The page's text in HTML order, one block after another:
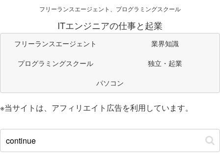
フリーランスエージェント、プログラミングスクール
ITエンジニアの仕事と起業
フリーランスエージェント
業界知識
プログラミングスクール
独立・起業
パソコン
※当サイトは、アフィリエイト広告を利用しています。